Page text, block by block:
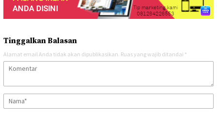
Tinggalkan Balasan
Alamat email Anda tidak akan dipublikasikan. Ruas yang wajib ditandai *